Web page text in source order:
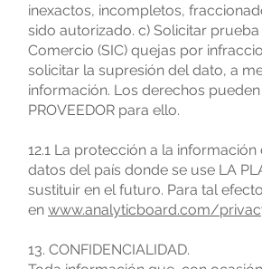
inexactos, incompletos,
sido autorizado. c) Solicitar
Comercio (SIC) quejas por
solicitar la supresión del dato, a
información. Los derechos
PROVEEDOR para ello.
12.1 La protección a la
datos del país donde se use LA
sustituir en el futuro. Para tal
en www.analyticboard.com/
13. CONFIDENCIALIDAD.